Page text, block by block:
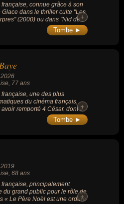
française, connue grâce à son
Glace dans le thriller culte "Les
(2000) ou dans "Nid de
où elle tenait tête à un
aussi dans des comédies
+
Tombe ►
2026
, 77 ans
française, une des plus
du cinéma français,
remporté 4 César, dont 2
la Meilleure Actrice, célèbre
avec des réalisateurs de
mais aussi en incarnant la
DiCaprio dans le film de
"Arrête-moi si tu peux"
+
Tombe ►
2019
, 68 ans
française, principalement
du grand public pour le rôle de
« Le Père Noël est une ordure
+